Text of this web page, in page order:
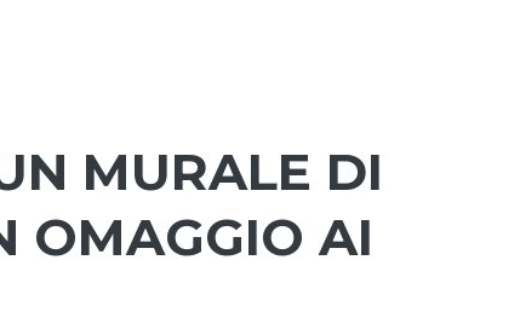
MURALE DI
OMAGGIO AI